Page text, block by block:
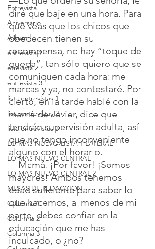
Entrevista
Aniversario
Álbum
entrevista 1
etrevista 2
entrevista 3
lista entrevistas 1
lista entrevistas 2
lista entrevistas 3
LO MAS NUEVO LISTA 1 LATERAL
LO MAS NUEVO CENTRAL
LO MAS NUEVO CENTRAL 2
MESAS DE REDACCION
Columna 1
Columna 2
Columna 3
diré que baje en una hora. Para
que veas que los chicos que
obedecen tienen su
recompensa, no hay “toque de
queda”, tan sólo quiero que se
comuniquen cada hora; me
marcas y ya, no contestaré. Por
cierto, en la tarde hablé con la
mamá de Javier, dice que
tendrán supervisión adulta, así
que no tengo inconveniente
alguno con el horario.
—Mamá, ¡Por favor! ¡Somos
mayores! Ambos tenemos
edad suficiente para saber lo
que hacemos, al menos de mi
parte, debes confiar en la
educación que me has
inculcado, o ¿no?